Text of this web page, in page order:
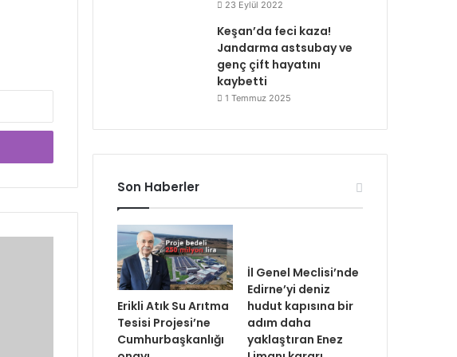
23 Eylül 2022
Keşan’da feci kaza!
Jandarma astsubay ve
genç çift hayatını
kaybetti
1 Temmuz 2025
Son Haberler
Erikli Atık Su Arıtma
Tesisi Projesi’ne
Cumhurbaşkanlığı
İl Genel Meclisi’nde
Edirne’yi deniz
hudut kapısına bir
adım daha
yaklaştıran Enez